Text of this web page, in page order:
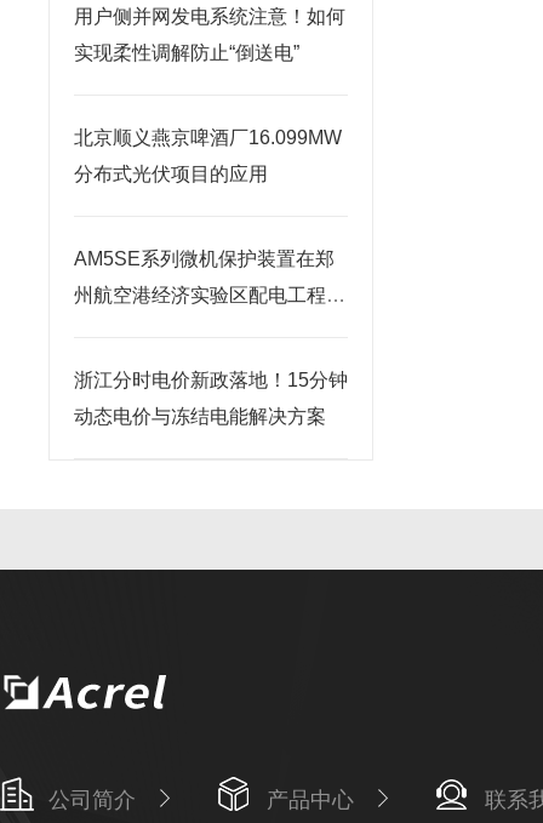
用户侧并网发电系统注意！如何
实现柔性调解防止“倒送电”
北京顺义燕京啤酒厂16.099MW
分布式光伏项目的应用
AM5SE系列微机保护装置在郑
州航空港经济实验区配电工程中
浙江分时电价新政落地！15分钟
动态电价与冻结电能解决方案
公司简介 产品中心 联系